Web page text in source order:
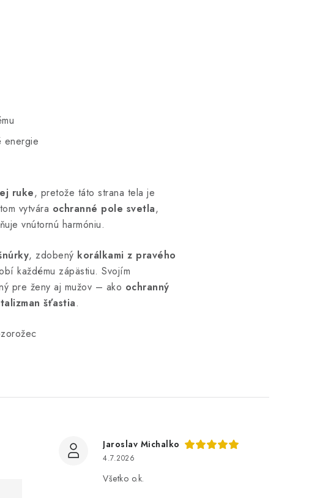
energie
ruke, pretože táto strana tela je
vytvára ochranné pole svetla,
vnútornú harmóniu.
, zdobený korálkami z pravého
každému zápästiu. Svojím
pre ženy aj mužov – ako ochranný
šťastia.
Jaroslav Michalko
4.7.2026
Všetko o.k.